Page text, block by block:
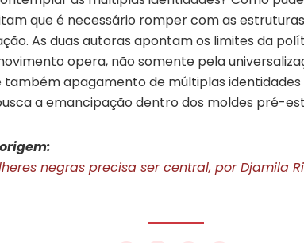
que é necessário romper com as
As duas autoras apontam os limites da
opera, não somente pela
também apagamento de múltiplas
a emancipação dentro dos moldes pré-
negras precisa ser central, por Djamila